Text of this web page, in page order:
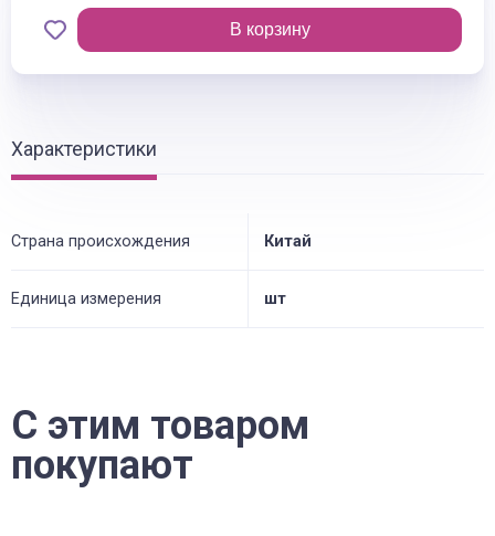
В корзину
Характеристики
Страна происхождения Китай
Единица измерения шт
С этим товаром
покупают